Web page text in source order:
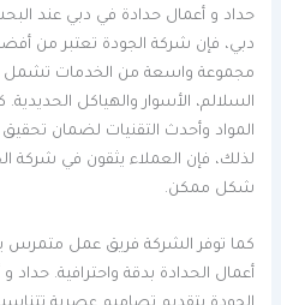
حداد و أعمال حدادة في دبي عند
دبي، فإن شركة الجودة تعتبر من
مجموعة واسعة من الخدمات تشمل
السلالم، الأسوار والهياكل
المواد وأحدث التقنيات لضمان تحقيق
لذلك، فإن العملاء يثقون في شركة
شكل ممكن.
كما توفر الشركة فريق عمل متمرس
أعمال الحدادة بدقة واحترافية.